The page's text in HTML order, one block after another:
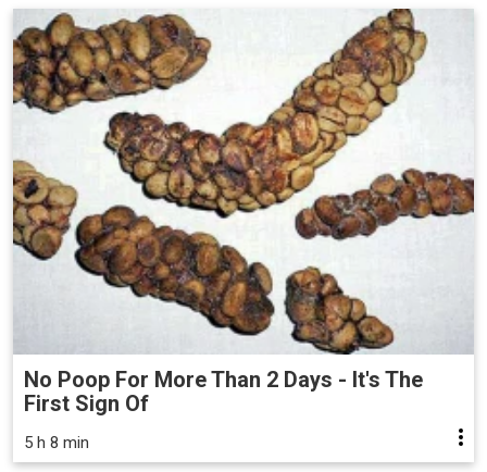
No Poop For More Than 2 Days - It's The
First Sign Of
5 h 8 min